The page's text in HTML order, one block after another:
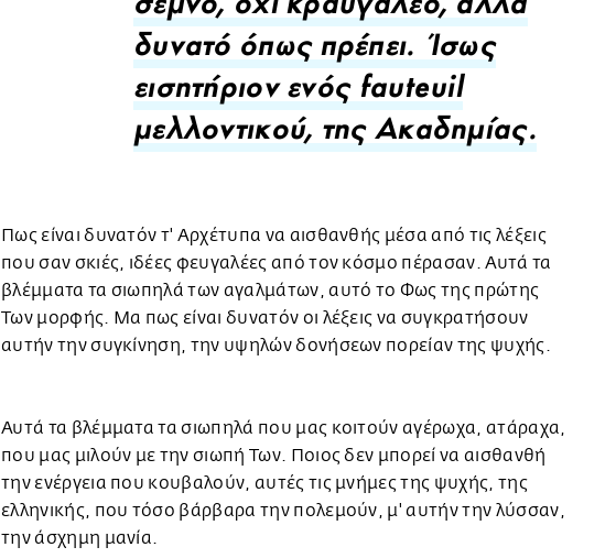
σεμνό, όχι κραυγαλέο, αλλά
δυνατό όπως πρέπει. Ίσως
εισητήριον ενός fauteuil
μελλοντικού, της Ακαδημίας.
Πως είναι δυνατόν τ' Αρχέτυπα να αισθανθής μέσα από τις λέξεις
που σαν σκιές, ιδέες φευγαλέες από τον κόσμο πέρασαν. Αυτά τα
βλέμματα τα σιωπηλά των αγαλμάτων, αυτό το Φως της πρώτης
Των μορφής. Μα πως είναι δυνατόν οι λέξεις να συγκρατήσουν
αυτήν την συγκίνηση, την υψηλών δονήσεων πορείαν της ψυχής.
Αυτά τα βλέμματα τα σιωπηλά που μας κοιτούν αγέρωχα, ατάραχα,
που μας μιλούν με την σιωπή Των. Ποιος δεν μπορεί να αισθανθή
την ενέργεια που κουβαλούν, αυτές τις μνήμες της ψυχής, της
ελληνικής, που τόσο βάρβαρα την πολεμούν, μ' αυτήν την λύσσαν,
την άσχημη μανία.